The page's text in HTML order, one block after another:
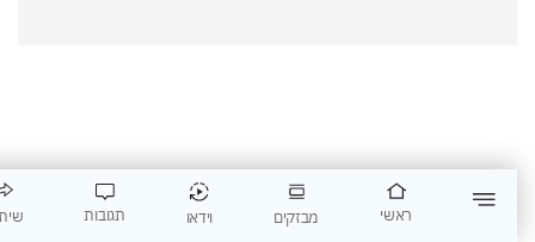
ראשי מבזקים וידאו תגובות שיתוף